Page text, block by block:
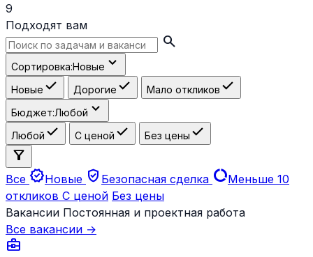
9
Подходят вам
search
Сортировка:Новые expand_more
Новые check Дорогие check Мало откликов check
Бюджет:Любой expand_more
Любой check С ценой check Без цены check
filter_alt
Все new_releasesНовые verified_user Безопасная сделка data_usageМеньше 10
откликов С ценой Без цены
Вакансии Постоянная и проектная работа
Все вакансии →
business_center